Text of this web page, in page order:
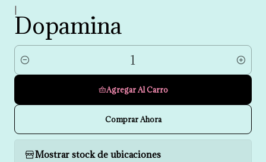
Dopamina
Cantidad
Agregar Al Carro
Comprar Ahora
Mostrar stock de ubicaciones